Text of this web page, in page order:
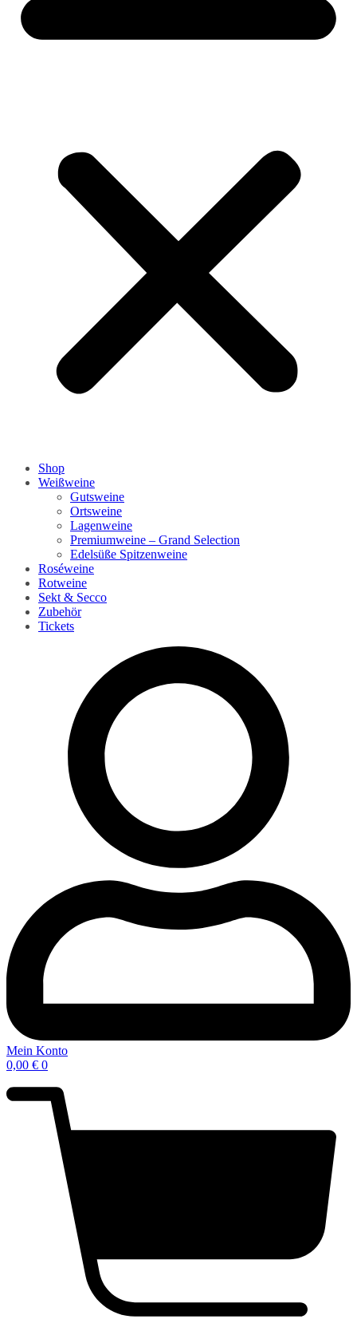
Shop
Weißweine
Gutsweine
Ortsweine
Lagenweine
Premiumweine – Grand Selection
Edelsüße Spitzenweine
Roséweine
Rotweine
Sekt & Secco
Zubehör
Tickets
Mein Konto
0,00 € 0